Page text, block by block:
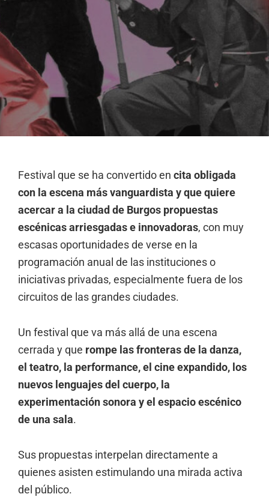
Festival que se ha convertido en cita obligada
con la escena más vanguardista y que quiere
acercar a la ciudad de Burgos propuestas
escénicas arriesgadas e innovadoras, con muy
escasas oportunidades de verse en la
programación anual de las instituciones o
iniciativas privadas, especialmente fuera de los
circuitos de las grandes ciudades.
Un festival que va más allá de una escena
cerrada y que rompe las fronteras de la danza,
el teatro, la performance, el cine expandido, los
nuevos lenguajes del cuerpo, la
experimentación sonora y el espacio escénico
de una sala.
Sus propuestas interpelan directamente a
quienes asisten estimulando una mirada activa
del público.